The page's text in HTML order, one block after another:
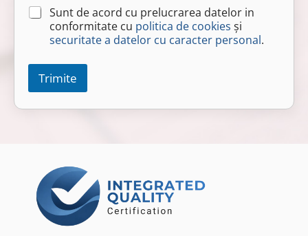
C
k
o
Sunt de acord cu prelucrarea datelor in
conformitate cu politica de cookies și
securitate a datelor cu caracter personal.
Trimite